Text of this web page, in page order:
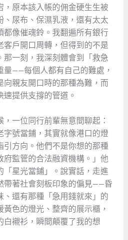
，原本該入帳的佣金硬生生被
、尿布、保濕乳液，還有太太
都像催魂鈴。我翻遍所有銀行
客戶開口周轉，但得到的不是
那一刻，我深刻體會到「救急
量——每個人都有自己的難處，
向親友開口時的那種為難，而
提供支撐的管道。
一位同行前輩無意間聊起：
字號當鋪，其實就像港口的燈
引方向。他們不是你想的那種
府監管的合法融資機構。」他
「星光當鋪」。說實話，走進
帶著社會刻板印象的偏見——昏
、還有那種「急用錢就來」的
色的燈光、整齊的展示櫃，
白襯衫，瞬間顛覆了我的想